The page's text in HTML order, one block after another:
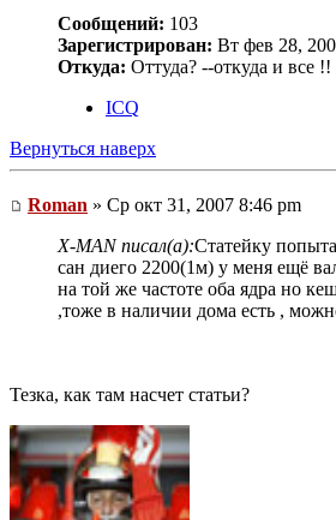
Сообщений: 103
Зарегистрирован: Вт фев 28,
Откуда: Оттуда? --откуда и все !!
ICQ
Вернуться наверх
Roman » Ср окт 31, 2007 8:46 pm
X-MAN писал(а):Статейку
сан диего 2200(1м) у меня ещё
на той же частоте оба ядра но
,тоже в наличии дома есть ,
Тезка, как там насчет статьи?